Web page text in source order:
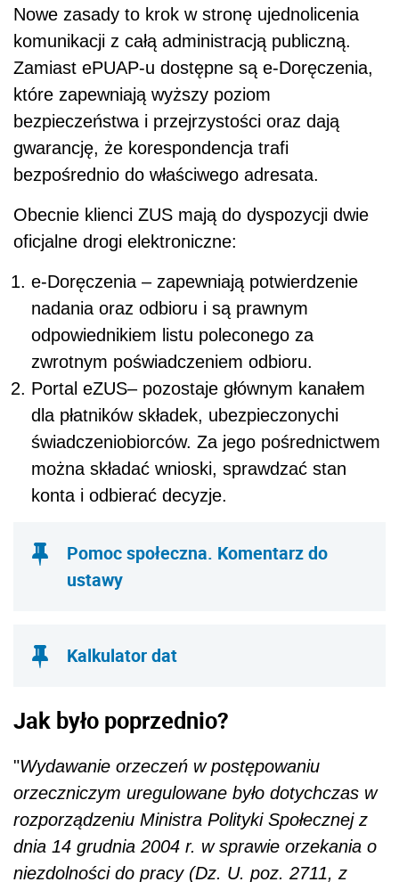
Nowe zasady to krok w stronę ujednolicenia
komunikacji z całą administracją publiczną.
Zamiast ePUAP-u dostępne są e-Doręczenia,
które zapewniają wyższy poziom
bezpieczeństwa i przejrzystości oraz dają
gwarancję, że korespondencja trafi
bezpośrednio do właściwego adresata.
Obecnie klienci ZUS mają do dyspozycji dwie
oficjalne drogi elektroniczne:
e-Doręczenia – zapewniają potwierdzenie
nadania oraz odbioru i są prawnym
odpowiednikiem listu poleconego za
zwrotnym poświadczeniem odbioru.
Portal eZUS– pozostaje głównym kanałem
dla płatników składek, ubezpieczonychi
świadczeniobiorców. Za jego pośrednictwem
można składać wnioski, sprawdzać stan
konta i odbierać decyzje.
Pomoc społeczna. Komentarz do
ustawy
Kalkulator dat
Jak było poprzednio?
"Wydawanie orzeczeń w postępowaniu
orzeczniczym uregulowane było dotychczas w
rozporządzeniu Ministra Polityki Społecznej z
dnia 14 grudnia 2004 r. w sprawie orzekania o
niezdolności do pracy (Dz. U. poz. 2711, z